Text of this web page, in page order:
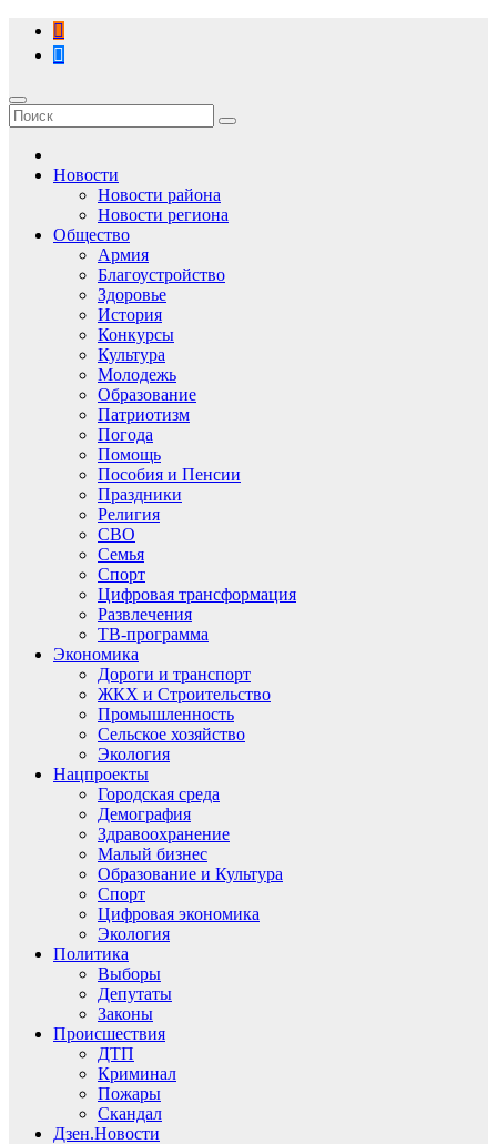
Перейти
содержимому
Новости
Новости района
Новости региона
Общество
Армия
Благоустройство
Здоровье
История
Конкурсы
Культура
Молодежь
Образование
Патриотизм
Погода
Помощь
Пособия и Пенсии
Праздники
Религия
СВО
Семья
Спорт
Цифровая трансформация
Развлечения
ТВ-программа
Экономика
Дороги и транспорт
ЖКХ и Строительство
Промышленность
Сельское хозяйство
Экология
Нацпроекты
Городская среда
Демография
Здравоохранение
Малый бизнес
Образование и Культура
Спорт
Цифровая экономика
Экология
Политика
Выборы
Депутаты
Законы
Происшествия
ДТП
Криминал
Пожары
Скандал
Дзен.Новости